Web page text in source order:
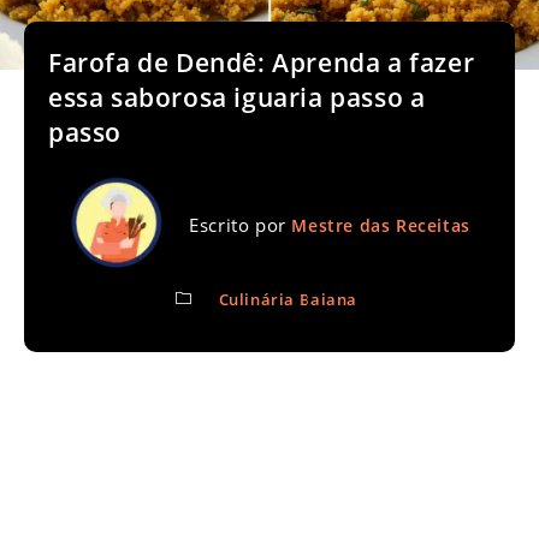
Farofa de Dendê: Aprenda a fazer
essa saborosa iguaria passo a
passo
Escrito por Mestre das Receitas
Culinária Baiana